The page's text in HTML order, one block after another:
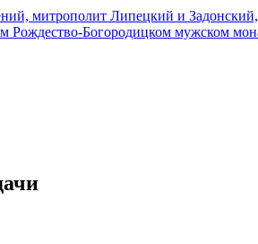
митрополит Липецкий и
Рождество-Богородицком мужском